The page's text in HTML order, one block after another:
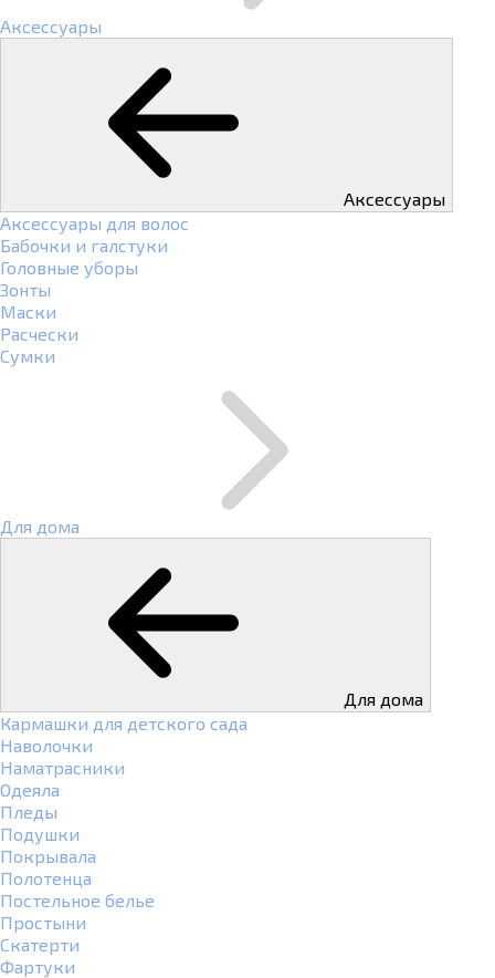
Аксессуары
Аксессуары
Аксессуары для волос
Бабочки и галстуки
Головные уборы
Зонты
Маски
Расчески
Сумки
Для дома
Для дома
Кармашки для детского сада
Наволочки
Наматрасники
Одеяла
Пледы
Подушки
Покрывала
Полотенца
Постельное белье
Простыни
Скатерти
Фартуки